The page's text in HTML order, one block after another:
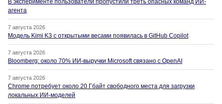
агента
7 августа 2026
Модель Kimi K3 с открытыми весами появилась в GitHub Copilot
7 августа 2026
Bloomberg: около 70% ИИ-выручки Microsoft связано с OpenAI
7 августа 2026
Chrome потребует около 20 Гбайт свободного места для загрузки
локальных ИИ-моделей